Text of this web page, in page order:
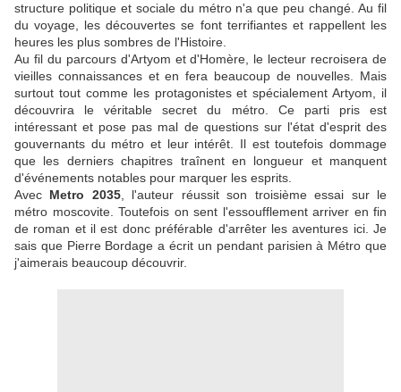
structure politique et sociale du métro n'a que peu changé. Au fil
du voyage, les découvertes se font terrifiantes et rappellent les
heures les plus sombres de l'Histoire.
Au fil du parcours d'Artyom et d'Homère, le lecteur recroisera de
vieilles connaissances et en fera beaucoup de nouvelles. Mais
surtout tout comme les protagonistes et spécialement Artyom, il
découvrira le véritable secret du métro. Ce parti pris est
intéressant et pose pas mal de questions sur l'état d'esprit des
gouvernants du métro et leur intérêt. Il est toutefois dommage
que les derniers chapitres traînent en longueur et manquent
d'événements notables pour marquer les esprits.
Avec Metro 2035, l'auteur réussit son troisième essai sur le
métro moscovite. Toutefois on sent l'essoufflement arriver en fin
de roman et il est donc préférable d'arrêter les aventures ici. Je
sais que Pierre Bordage a écrit un pendant parisien à Métro que
j'aimerais beaucoup découvrir.